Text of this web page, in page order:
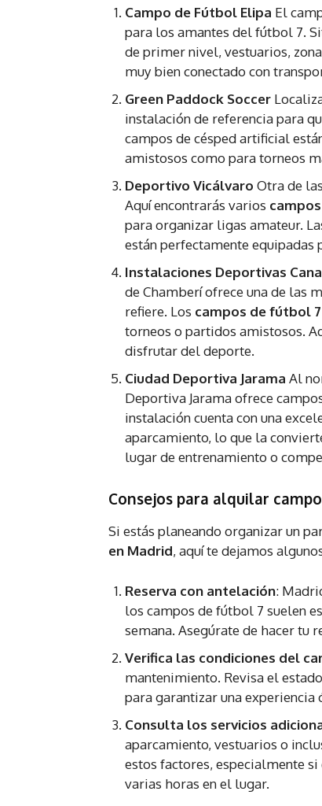
Campo de Fútbol Elipa El
para los amantes del fútbol 7.
de primer nivel, vestuarios,
muy bien conectado con
Green Paddock Soccer
instalación de referencia para
campos de césped artificial
amistosos como para torneos
Deportivo Vicálvaro Otra de
Aquí encontrarás varios
para organizar ligas amateur.
están perfectamente equipadas
Instalaciones Deportivas
de Chamberí ofrece una de las
refiere. Los campos de fútbol
torneos o partidos amistosos.
disfrutar del deporte.
Ciudad Deportiva Jarama Al
Deportiva Jarama ofrece
instalación cuenta con una
aparcamiento, lo que la
lugar de entrenamiento o
Consejos para alquilar
Si estás planeando organizar un
en Madrid, aquí te dejamos
Reserva con antelación:
los campos de fútbol 7 suelen
semana. Asegúrate de hacer tu
Verifica las condiciones del
mantenimiento. Revisa el
para garantizar una experiencia
Consulta los servicios
aparcamiento, vestuarios o
estos factores, especialmente
varias horas en el lugar.